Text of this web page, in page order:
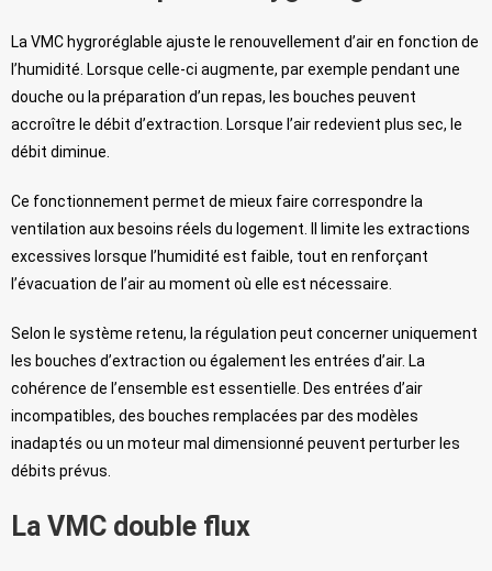
La VMC hygroréglable ajuste le renouvellement d’air en fonction de
l’humidité. Lorsque celle-ci augmente, par exemple pendant une
douche ou la préparation d’un repas, les bouches peuvent
accroître le débit d’extraction. Lorsque l’air redevient plus sec, le
débit diminue.
Ce fonctionnement permet de mieux faire correspondre la
ventilation aux besoins réels du logement. Il limite les extractions
excessives lorsque l’humidité est faible, tout en renforçant
l’évacuation de l’air au moment où elle est nécessaire.
Selon le système retenu, la régulation peut concerner uniquement
les bouches d’extraction ou également les entrées d’air. La
cohérence de l’ensemble est essentielle. Des entrées d’air
incompatibles, des bouches remplacées par des modèles
inadaptés ou un moteur mal dimensionné peuvent perturber les
débits prévus.
La VMC double flux